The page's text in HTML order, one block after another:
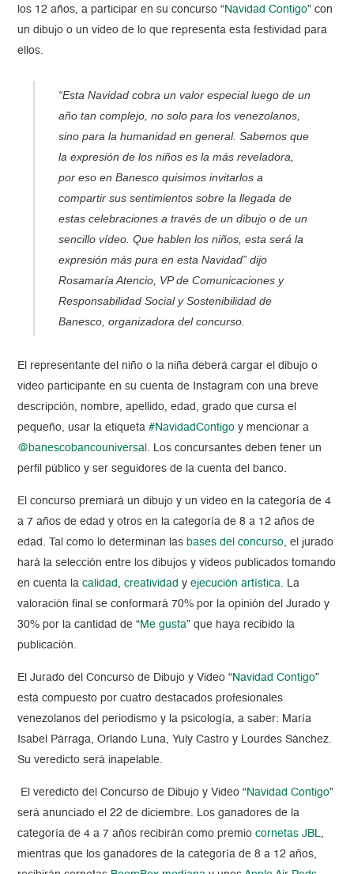
los 12 años, a participar en su concurso “Navidad Contigo” con
un dibujo o un video de lo que representa esta festividad para
ellos.
“Esta Navidad cobra un valor especial luego de un
año tan complejo, no solo para los venezolanos,
sino para la humanidad en general. Sabemos que
la expresión de los niños es la más reveladora,
por eso en Banesco quisimos invitarlos a
compartir sus sentimientos sobre la llegada de
estas celebraciones a través de un dibujo o de un
sencillo vídeo. Que hablen los niños, esta será la
expresión más pura en esta Navidad” dijo
Rosamaría Atencio, VP de Comunicaciones y
Responsabilidad Social y Sostenibilidad de
Banesco, organizadora del concurso.
El representante del niño o la niña deberá cargar el dibujo o
video participante en su cuenta de Instagram con una breve
descripción, nombre, apellido, edad, grado que cursa el
pequeño, usar la etiqueta#NavidadContigo y mencionar a
@banescobancouniversal . Los concursantes deben tener un
perfil público y ser seguidores de la cuenta del banco.
El concurso premiará un dibujo y un video en la categoría de 4
a 7 años de edad y otros en la categoría de 8 a 12 años de
edad. Tal como lo determinan las bases del concurso, el jurado
hará la selección entre los dibujos y videos publicados tomando
en cuenta lacalidad ,creatividad yejecución artística. La
valoración final se conformará 70% por la opinión del Jurado y
30% por la cantidad de “Me gusta” que haya recibido la
publicación.
El Jurado del Concurso de Dibujo y Video “Navidad Contigo”
está compuesto por cuatro destacados profesionales
venezolanos del periodismo y la psicología, a saber: María
Isabel Párraga, Orlando Luna, Yuly Castro y Lourdes Sánchez.
Su veredicto será inapelable.
El veredicto del Concurso de Dibujo y Video “Navidad Contigo”
será anunciado el 22 de diciembre. Los ganadores de la
categoría de 4 a 7 años recibirán como premiocornetas JBL,
mientras que los ganadores de la categoría de 8 a 12 años,